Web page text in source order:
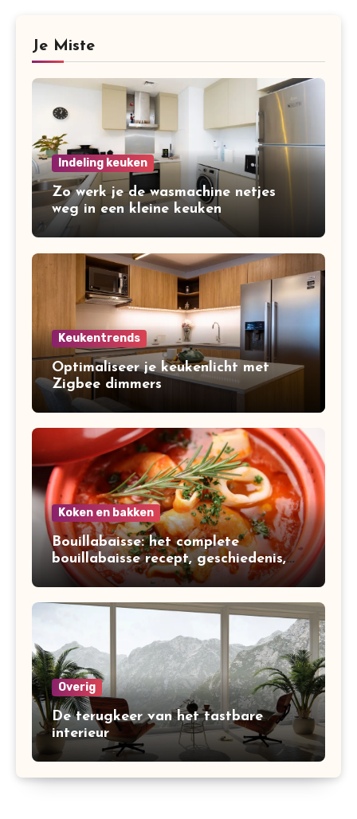
Je Miste
Indeling keuken
Zo werk je de wasmachine netjes
weg in een kleine keuken
Keukentrends
Optimaliseer je keukenlicht met
Zigbee dimmers
Koken en bakken
Bouillabaisse: het complete
bouillabaisse recept, geschiedenis,
variaties en bereiding
Overig
De terugkeer van het tastbare
interieur